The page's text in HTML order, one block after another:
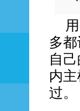
多
自
内
过。